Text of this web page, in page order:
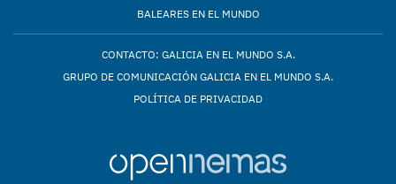
BALEARES EN EL MUNDO
CONTACTO: GALICIA EN EL MUNDO S.A.
GRUPO DE COMUNICACIÓN GALICIA EN EL MUNDO S.A.
POLÍTICA DE PRIVACIDAD